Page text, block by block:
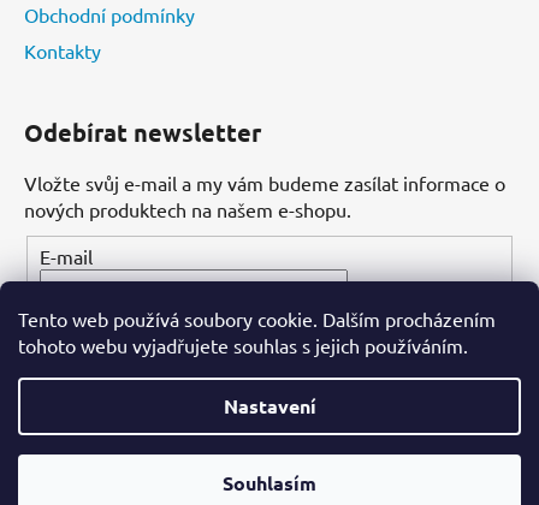
Tento web používá soubory cookie. Dalším procházením
tohoto webu vyjadřujete souhlas s jejich používáním.
Nastavení
Souhlasím
Obchodní podmínky
Kontakty
Odebírat newsletter
Vložte svůj e-mail a my vám budeme zasílat informace o
nových produktech na našem e-shopu.
E-mail
PŘIHLÁSIT SE
Vytvořil Shoptet
Dental-ordinace.cz